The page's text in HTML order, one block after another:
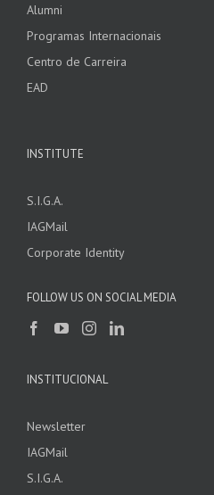
Alumni
Programas Internacionais
Centro de Carreira
EAD
INSTITUTE
S.I.G.A.
IAGMail
Corporate Identity
FOLLOW US ON SOCIAL MEDIA
INSTITUCIONAL
Newsletter
IAGMail
S.I.G.A.